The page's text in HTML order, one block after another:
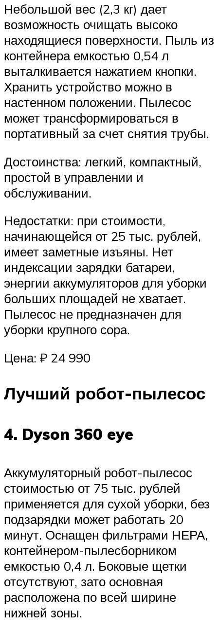
Небольшой вес (2,3 кг) дает
возможность очищать высоко
находящиеся поверхности. Пыль из
контейнера емкостью 0,54 л
выталкивается нажатием кнопки.
Хранить устройство можно в
настенном положении. Пылесос
может трансформироваться в
портативный за счет снятия трубы.
Достоинства: легкий, компактный,
простой в управлении и
обслуживании.
Недостатки: при стоимости,
начинающейся от 25 тыс. рублей,
имеет заметные изъяны. Нет
индексации зарядки батареи,
энергии аккумуляторов для уборки
больших площадей не хватает.
Пылесос не предназначен для
уборки крупного сора.
Цена: ₽ 24 990
Лучший робот-пылесос
4. Dyson 360 eye
Аккумуляторный робот-пылесос
стоимостью от 75 тыс. рублей
применяется для сухой уборки, без
подзарядки может работать 20
минут. Оснащен фильтрами НЕРА,
контейнером-пылесборником
емкостью 0,4 л. Боковые щетки
отсутствуют, зато основная
расположена по всей ширине
нижней зоны.